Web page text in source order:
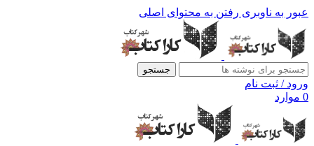
عبور به ناوبری رفتن به محتوای اصلی
جستجو
ورود / ثبت نام
0 موارد